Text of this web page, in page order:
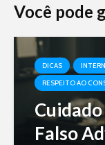
Você pode
DICAS
RESPEITO AO
Falso